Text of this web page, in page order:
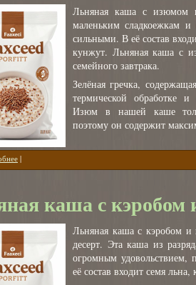
Льняная каша с изюмом
маленьким сладкоежкам
сильными. В её состав
кунжут. Льняная каша с
семейного завтрака.
Зелёная гречка,
термической обработке и
Изюм в нашей каше
поэтому он содержит
о Льняная каша с изюмом и кунжутом
|
каша с кэробом
Льняная каша с кэробом
десерт. Эта каша из
огромным удовольствием,
её состав входит семя